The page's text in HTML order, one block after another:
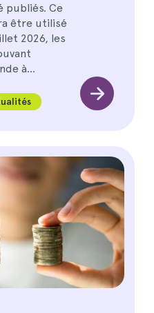
publiés. Ce
être utilisé
2026, les
à…